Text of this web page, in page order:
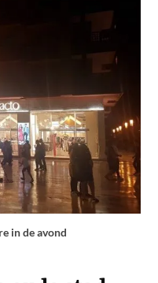
in de avond